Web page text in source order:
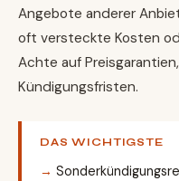
Angebote anderer
oft versteckte Kosten
Achte auf
Kündigungsfristen.
DAS WICHTIGSTE